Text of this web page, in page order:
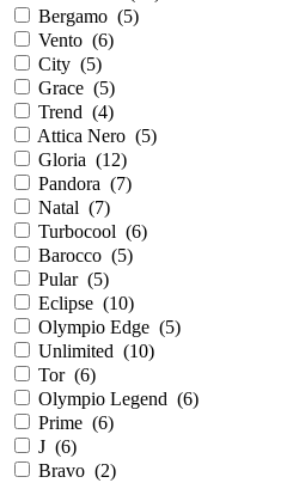
Bergamo (5)
Vento (6)
City (5)
Grace (5)
Trend (4)
Attica Nero (5)
Gloria (12)
Pandora (7)
Natal (7)
Turbocool (6)
Barocco (5)
Pular (5)
Eclipse (10)
Olympio Edge (5)
Unlimited (10)
Tor (6)
Olympio Legend (6)
Prime (6)
J (6)
Bravo (2)